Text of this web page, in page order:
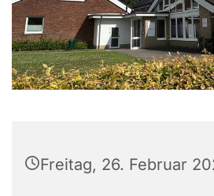
Freitag, 26. Februar